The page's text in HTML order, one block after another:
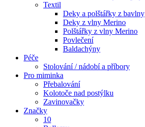
Textil
Deky a polštářky z bavlny
Deky z vlny Merino
Polštářky z vlny Merino
Povlečení
Baldachýny
Péče
Stolování / nádobí a příbory
Pro miminka
Přebalování
Kolotoče nad postýlku
Zavinovačky
Značky
10